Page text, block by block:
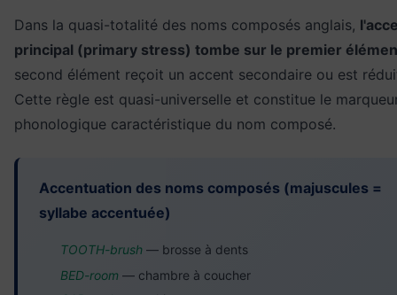
Dans la quasi-totalité des noms composés anglais,
principal (primary stress) tombe sur le premier
second élément reçoit un accent secondaire ou est
Cette règle est quasi-universelle et constitue le
phonologique caractéristique du nom composé.
Accentuation des noms composés (majuscules =
syllabe accentuée)
TOOTH-brush — brosse à dents
BED-room — chambre à coucher